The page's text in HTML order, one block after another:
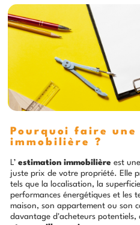
Pourquoi faire
immobilière ?
L’estimation immobilière est
juste prix de votre propriété. Elle
tels que la localisation, la
performances énergétiques et les
maison, son appartement ou son
davantage d'acheteurs potentiels,